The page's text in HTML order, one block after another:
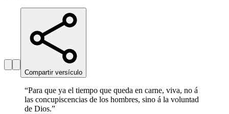
Compartir versículo
“Para que ya el tiempo que queda en carne, viva, no á
las concupiscencias de los hombres, sino á la voluntad
de Dios.”